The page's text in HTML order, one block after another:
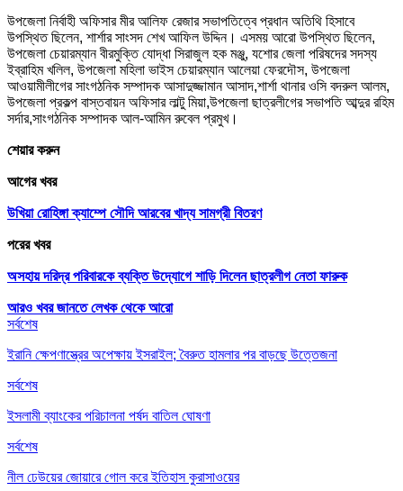
উপজেলা নির্বাহী অফিসার মীর আলিফ রেজার সভাপতিত্বে প্রধান অতিথি হিসাবে
উপস্থিত ছিলেন, শার্শার সাংসদ শেখ আফিল উদ্দিন। এসময় আরো উপস্থিত ছিলেন,
উপজেলা চেয়ারম্যান বীরমুক্তি যোদ্ধা সিরাজুল হক মঞ্জু, যশোর জেলা পরিষদের সদস্য
ইব্রাহিম খলিল, উপজেলা মহিলা ভাইস চেয়ারম্যান আলেয়া ফেরদৌস, উপজেলা
আওয়ামীলীগের সাংগঠনিক সম্পাদক আসাদুজ্জামান আসাদ,শার্শা থানার ওসি বদরুল আলম,
উপজেলা প্রকল্প বাস্তবায়ন অফিসার লাল্টু মিয়া,উপজেলা ছাত্রলীগের সভাপতি আব্দুর রহিম
সর্দার,সাংগঠনিক সম্পাদক আল-আমিন রুবেল প্রমুখ।
শেয়ার করুন
আগের খবর
উখিয়া রোহিঙ্গা ক্যাম্পে সৌদি আরবের খাদ্য সামগ্রী বিতরণ
পরের খবর
অসহায় দরিদ্র পরিবারকে ব্যক্তি উদ্যোগে শাড়ি দিলেন ছাত্রলীগ নেতা ফারুক
আরও খবর জানতে লেখক থেকে আরো
সর্বশেষ
ইরানি ক্ষেপণাস্ত্রের অপেক্ষায় ইসরাইল; বৈরুত হামলার পর বাড়ছে উত্তেজনা
সর্বশেষ
ইসলামী ব্যাংকের পরিচালনা পর্ষদ বাতিল ঘোষণা
সর্বশেষ
নীল ঢেউয়ের জোয়ারে গোল করে ইতিহাস কুরাসাওয়ের